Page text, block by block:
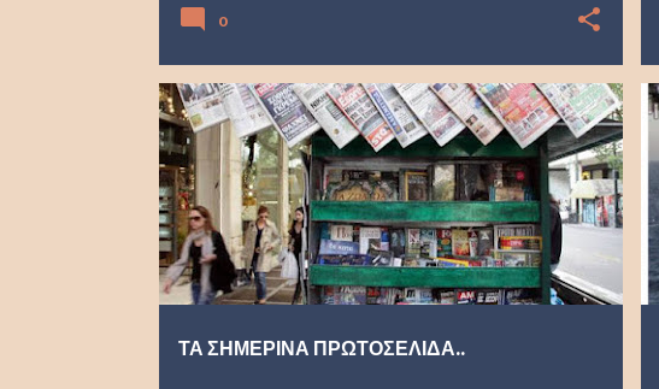
0
ΤΑ ΣΗΜΕΡΙΝΑ ΠΡΩΤΟΣΕΛΙΔΑ..